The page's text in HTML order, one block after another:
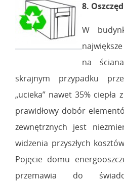
8.
W
na
skrajnym przypadku
„ucieka” nawet 35% ciepła
prawidłowy dobór
zewnętrznych jest
widzenia przyszłych
Pojęcie domu
przemawia do